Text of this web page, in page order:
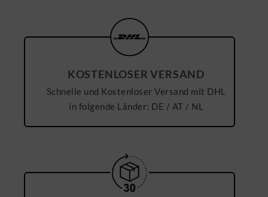
KOSTENLOSER VERSAND
Schnelle und Kostenloser Versand mit DHL
in folgende Länder: DE / AT / NL